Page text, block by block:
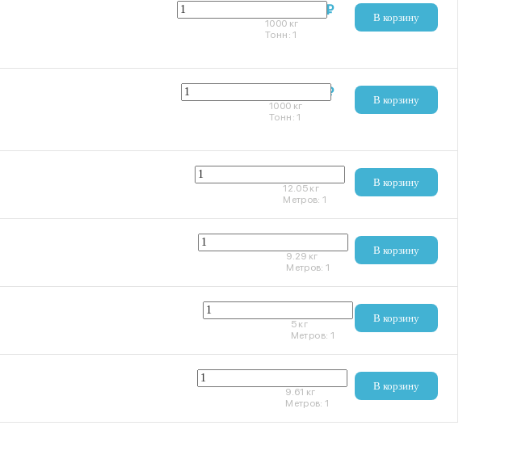
В корзину
124 706 ₽
1000 кг
Тонн:1
В корзину
121 481 ₽
1000 кг
Тонн:1
В корзину
12.05 кг
Метров:1
В корзину
9.29 кг
Метров:1
В корзину
5 кг
Метров: 1
В корзину
9.61 кг
Метров:1